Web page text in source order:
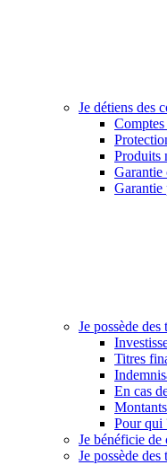
Je détiens des
Produits
Garantie
Garantie
Je possède des
Titres
En cas
Pour qui
Je bénéficie de
Je possède